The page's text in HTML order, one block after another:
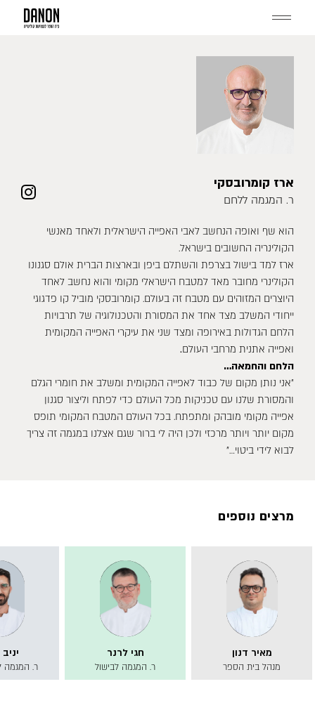
Menu
ארז קומרובסקי
ר. המגמה ללחם
הוא שף ואופה הנחשב לאבי האפייה הישראלית ולאחד מאנשי
הקולינריה החשובים בישראל.
ארז למד בישול בצרפת והשתלם ביפן ובארצות הברית אולם סגנונו
הקולינרי מחובר מאד למטבח הישראלי מקומי והוא נחשב לאחד
היוצרים המזוהים עם מטבח זה בעולם. קומרובסקי מוביל קו פדגוגי
ייחודי המשלב מצד אחד את המסורת והטכנולוגיה של תרבויות
הלחם הגדולות באירופה ומצד שני את עיקרי האפייה המקומית
ואפייה אתנית מרחבי העולם.
הלחם והחמאה…
״אני נותן מקום של כבוד לאפייה המקומית ומשלב את חומרי הגלם
והמסורת שלנו עם טכניקות מכל העולם כדי לפתח וליצור סגנון
אפייה מקומי מובהק ומתפתח. בכל העולם המטבח המקומי תופס
מקום יותר ויותר מרכזי ולכן היה לי ברור שגם אצלנו במגמה זה צריך
לבוא לידי ביטוי…"
מרצים נוספים
מאיר דנון
מנהל בית הספר
חגי לרנר
ר. המגמה לבישול ר. המגמה